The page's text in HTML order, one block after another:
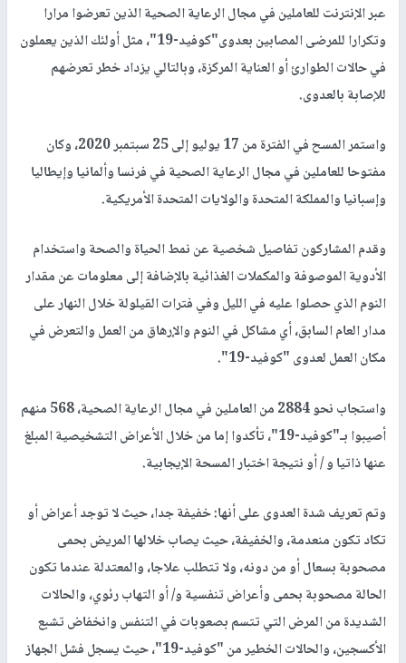
عبر الإنترنت للعاملين في مجال الرعاية الصحية الذين تعرضوا مرارا
وتكرارا للمرضى المصابين بعدوى"كوفيد-19"، مثل أولئك الذين يعملون
في حالات الطوارئ أو العناية المركزة، وبالتالي يزداد خطر تعرضهم
للإصابة بالعدوى.
واستمر المسح في الفترة من 17 يوليو إلى 25 سبتمبر 2020، وكان
مفتوحا للعاملين في مجال الرعاية الصحية في فرنسا وألمانيا وإيطاليا
وإسبانيا والمملكة المتحدة والولايات المتحدة الأمريكية.
وقدم المشاركون تفاصيل شخصية عن نمط الحياة والصحة واستخدام
الأدوية الموصوفة والمكملات الغذائية بالإضافة إلى معلومات عن مقدار
النوم الذي حصلوا عليه في الليل وفي فترات القيلولة خلال النهار على
مدار العام السابق، أي مشاكل في النوم والإرهاق من العمل والتعرض في
مكان العمل لعدوى "كوفيد-19".
واستجاب نحو 2884 من العاملين في مجال الرعاية الصحية، 568 منهم
أصيبوا بـ"كوفيد-19"، تأكدوا إما من خلال الأعراض التشخيصية المبلغ
عنها ذاتيا و / أو نتيجة اختبار المسحة الإيجابية.
وتم تعريف شدة العدوى على أنها: خفيفة جدا، حيث لا توجد أعراض أو
تكاد تكون منعدمة، والخفيفة، حيث يصاب خلالها المريض بحمى
مصحوبة بسعال أو من دونه، ولا تتطلب علاجا، والمعتدلة عندما تكون
الحالة مصحوبة بحمى وأعراض تنفسية و/ أو التهاب رئوي، والحالات
الشديدة من المرض التي تتسم بصعوبات في التنفس وانخفاض تشبع
الأكسجين، والحالات الخطير من "كوفيد-19"، حيث يسجل فشل الجهاز